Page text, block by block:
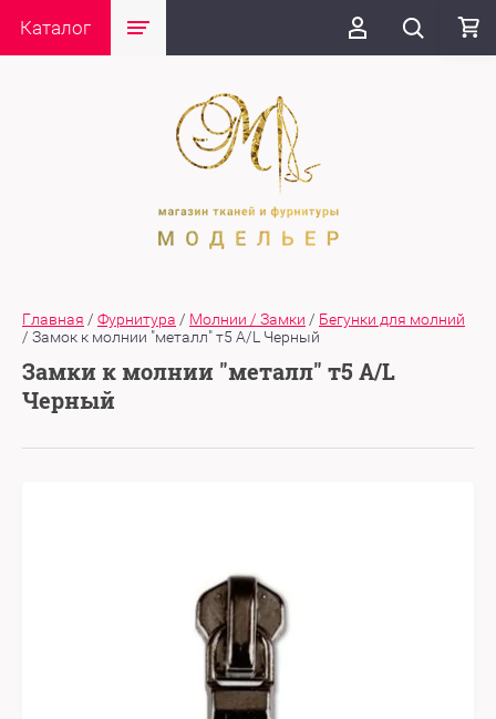
Каталог
Главная / Фурнитура / Молнии / Замки / Бегунки для молний
/ Замок к молнии "металл" т5 A/L Черный
Замки к молнии "металл" т5 A/L
Черный